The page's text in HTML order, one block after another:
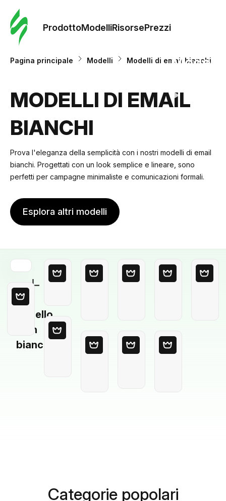
ProdottoModelliRisorsePrezzi
Modelli
Pagina principale Modelli Modelli di email bianchi
MODELLI DI EMAIL
BIANCHI
Prova l'eleganza della semplicità con i nostri modelli di email
bianchi. Progettati con un look semplice e lineare, sono
perfetti per campagne minimaliste e comunicazioni formali.
Esplora altri modelli
Modello
in
bianco
Categorie popolari